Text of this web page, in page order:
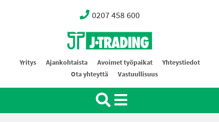
0207 458 600
Oy J-Trading Ab
Yritys Ajankohtaista Avoimet työpaikat
Yhteystiedot
Ota yhteyttä
Vastuullisuus